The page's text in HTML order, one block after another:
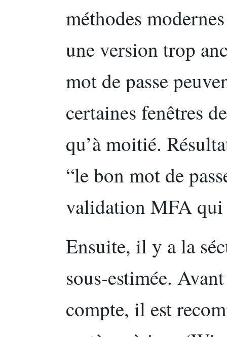
méthodes
une version trop
mot de passe
certaines fenêtres
qu’à moitié.
“le bon mot de
validation MFA qui
Ensuite, il y a la
sous-estimée.
compte, il est